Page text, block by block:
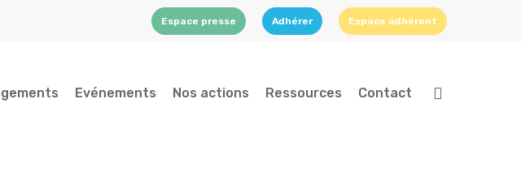
Espace presse Adhérer Espace adhérent
Evénements Nos actions Ressources Contact